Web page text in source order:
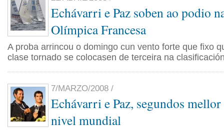
Echávarri e Paz soben ao podio
Olímpica Francesa
A proba arrincou o domingo cun vento forte que fixo
clase tornado se colocasen de terceira na
7/MARZO/2008 /
Echávarri e Paz, segundos
nivel mundial